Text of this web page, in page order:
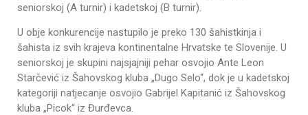
seniorskoj (A turnir) i kadetskoj (B turnir).
U obje konkurencije nastupilo je preko 130 šahistkinja i
šahista iz svih krajeva kontinentalne Hrvatske te Slovenije. U
seniorskoj je skupini najsjajniji pehar osvojio Ante Leon
Starčević iz Šahovskog kluba „Dugo Selo“, dok je u kadetskoj
kategoriji natjecanje osvojio Gabrijel Kapitanić iz Šahovskog
kluba „Picok“ iz Đurđevca.